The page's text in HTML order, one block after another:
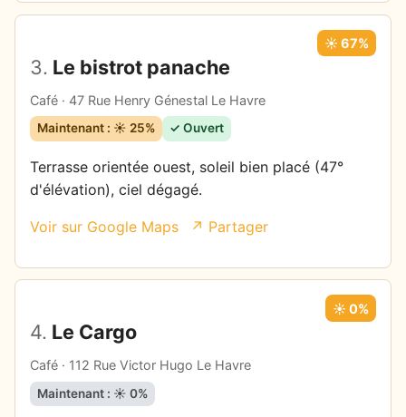
3. Le bistrot panache
Café · 47 Rue Henry Génestal Le Havre
☀️ 67%
Maintenant : ☀️ 25% ✓ Ouvert
Terrasse orientée ouest, soleil bien placé (47°
d'élévation), ciel dégagé.
Voir sur Google Maps ↗ Partager
4. Le Cargo
Café · 112 Rue Victor Hugo Le Havre
☀️ 0%
Maintenant : ☀️ 0%